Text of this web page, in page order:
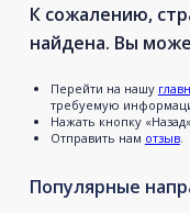
К сожалению,
найдена. Вы
Перейти на нашу
требуемую
Нажать кнопку
Отправить нам отзыв.
Популярные